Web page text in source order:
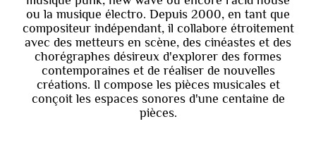
ou la musique électro. Depuis 2000, en tant que
compositeur indépendant, il collabore étroitement
avec des metteurs en scène, des cinéastes et des
chorégraphes désireux d'explorer des formes
contemporaines et de réaliser de nouvelles
créations. Il compose les pièces musicales et
conçoit les espaces sonores d'une centaine de
pièces.